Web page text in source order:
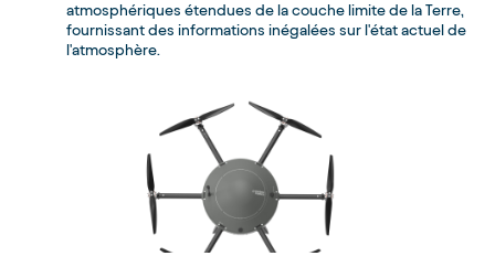
atmosphériques étendues de la couche limite de la Terre,
fournissant des informations inégalées sur l'état actuel de
l'atmosphère.